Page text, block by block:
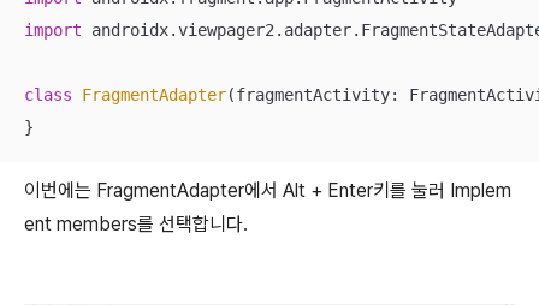
import
class FragmentAdapter(fragmentActivity:
}
이번에는 FragmentAdapter에서 Alt + Enter키를 눌러 Implem
ent members를 선택합니다.